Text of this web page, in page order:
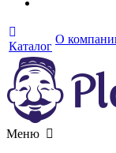
Каталог
О
Меню